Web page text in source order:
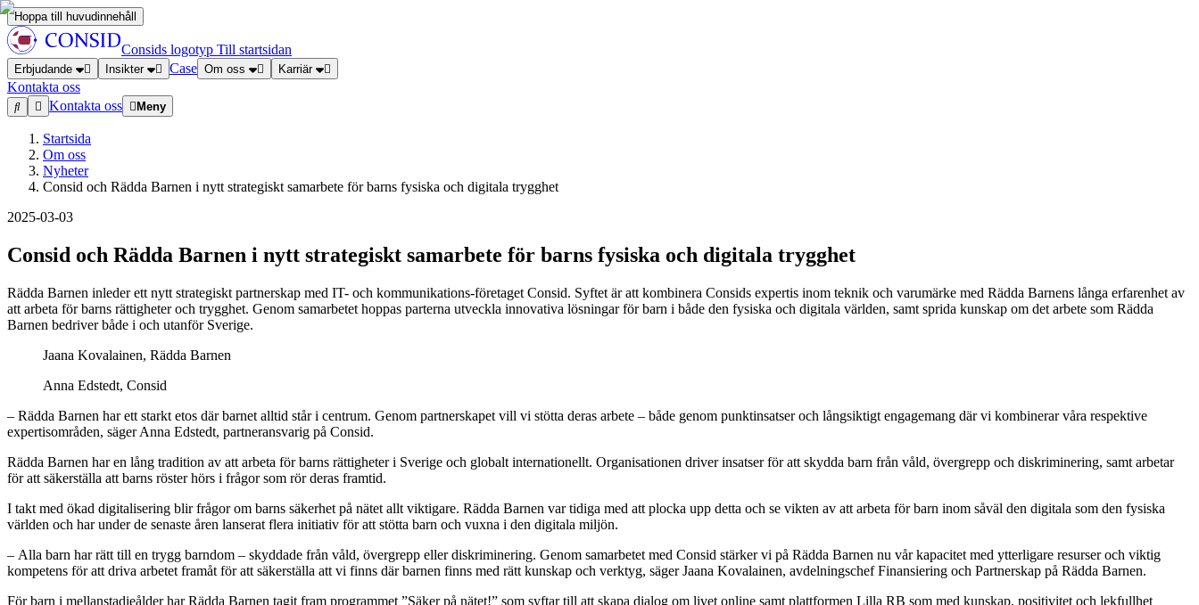
Hoppa till huvudinnehåll
Consids logotyp Till startsidan
Erbjudande Insikter Case Om oss Karriär
Kontakta oss
Kontakta oss
Meny
Startsida
Om oss
Nyheter
Consid och Rädda Barnen i nytt strategiskt samarbete för barns fysiska och digitala trygghet
2025-03-03
Consid och Rädda Barnen i nytt strategiskt samarbete för barns fysiska och digitala trygghet
Rädda Barnen inleder ett nytt strategiskt partnerskap med IT- och kommunikations-företaget Consid. Syftet är att kombinera Consids expertis inom teknik och varumärke med Rädda Barnens långa erfarenhet av
att arbeta för barns rättigheter och trygghet. Genom samarbetet hoppas parterna utveckla innovativa lösningar för barn i både den fysiska och digitala världen, samt sprida kunskap om det arbete som Rädda
Barnen bedriver både i och utanför Sverige.
Jaana Kovalainen, Rädda Barnen
Anna Edstedt, Consid
– Rädda Barnen har ett starkt etos där barnet alltid står i centrum. Genom partnerskapet vill vi stötta deras arbete – både genom punktinsatser och långsiktigt engagemang där vi kombinerar våra respektive
expertisområden, säger Anna Edstedt, partneransvarig på Consid.
Rädda Barnen har en lång tradition av att arbeta för barns rättigheter i Sverige och globalt internationellt. Organisationen driver insatser för att skydda barn från våld, övergrepp och diskriminering, samt arbetar
för att säkerställa att barns röster hörs i frågor som rör deras framtid.
I takt med ökad digitalisering blir frågor om barns säkerhet på nätet allt viktigare. Rädda Barnen var tidiga med att plocka upp detta och se vikten av att arbeta för barn inom såväl den digitala som den fysiska
världen och har under de senaste åren lanserat flera initiativ för att stötta barn och vuxna i den digitala miljön.
– Alla barn har rätt till en trygg barndom – skyddade från våld, övergrepp eller diskriminering. Genom samarbetet med Consid stärker vi på Rädda Barnen nu vår kapacitet med ytterligare resurser och viktig
kompetens för att driva arbetet framåt för att säkerställa att vi finns där barnen finns med rätt kunskap och verktyg, säger Jaana Kovalainen, avdelningschef Finansiering och Partnerskap på Rädda Barnen.
För barn i mellanstadieålder har Rädda Barnen tagit fram programmet ”Säker på nätet!” som syftar till att skapa dialog om livet online samt plattformen Lilla RB som med kunskap, positivitet och lekfullhet